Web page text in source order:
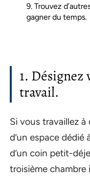
9. Trouvez
gagner du temps.
1. Désignez
travail.
Si vous travaillez
d’un espace dédié
d’un coin petit-
troisième chambre